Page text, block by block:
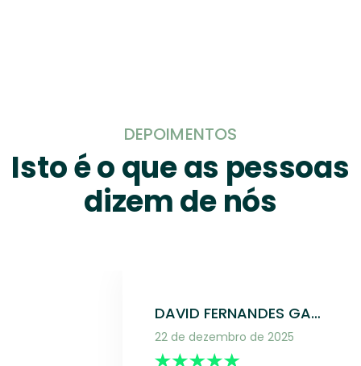
DEPOIMENTOS
Isto é o que as pessoas
dizem de nós
DAVID FERNANDES GASPAR
22 de dezembro de 2025